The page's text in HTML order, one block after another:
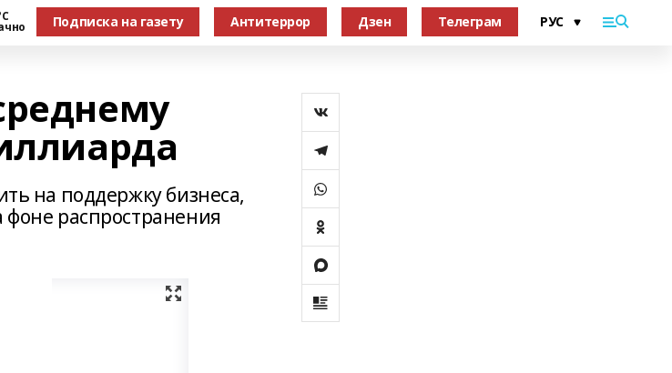
Подписка на газету Антитеррор Дзен Телеграм
на поддержку бизнеса,
распространения